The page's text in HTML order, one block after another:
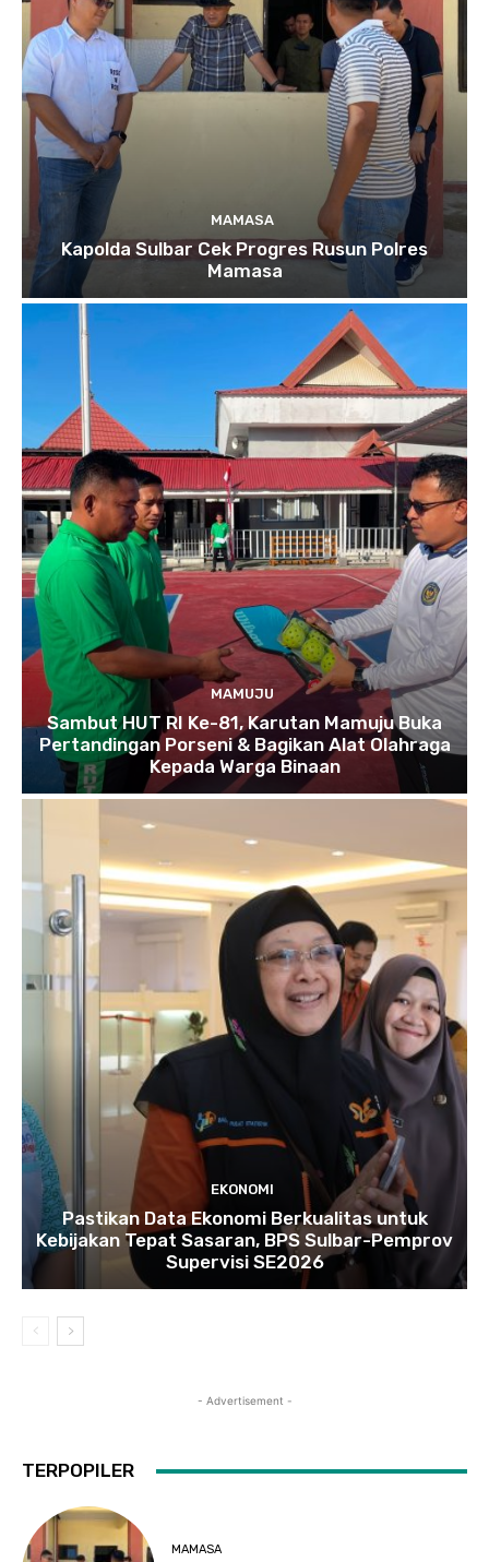
MAMASA
Kapolda Sulbar Cek Progres Rusun Polres
Mamasa
MAMUJU
Sambut HUT RI Ke-81, Karutan Mamuju Buka
Pertandingan Porseni & Bagikan Alat Olahraga
Kepada Warga Binaan
EKONOMI
Pastikan Data Ekonomi Berkualitas untuk
Kebijakan Tepat Sasaran, BPS Sulbar-Pemprov
Supervisi SE2026
- Advertisement -
TERPOPILER
MAMASA